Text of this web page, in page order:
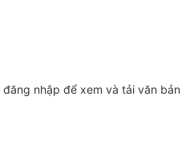
đăng nhập để xem và tải văn bản